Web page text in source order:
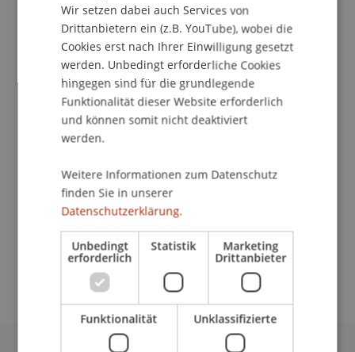
Leiter Compliance Leiter Prozessmanagement
Verwaltungsdirektor
Universität Liechtenstein
Fürst-Franz-Josef-Strasse
9490 Vaduz
Liechtenstein
martin.haering@uni.li
Wir setzen dabei auch Services von
Drittanbietern ein (z.B. YouTube), wobei die
Cookies erst nach Ihrer Einwilligung gesetzt
werden. Unbedingt erforderliche Cookies
hingegen sind für die grundlegende
Funktionalität dieser Website erforderlich
und können somit nicht deaktiviert
werden.
Weitere Informationen zum Datenschutz
finden Sie in unserer
Datenschutzerklärung.
Unbedingt
erforderlich
Statistik Marketing
Drittanbieter
Funktionalität Unklassifizierte